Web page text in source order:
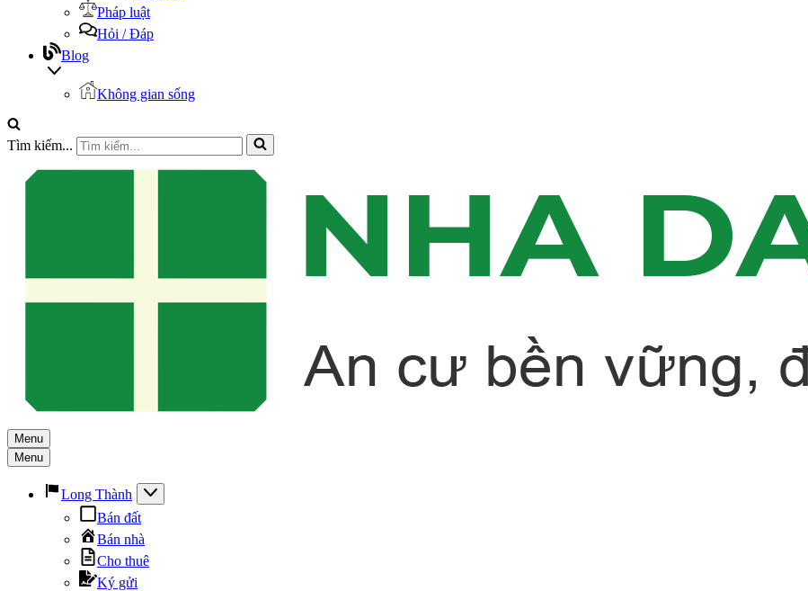
Pháp luật
Hỏi / Đáp
Blog
Không gian sống
Tìm kiếm...
Menu
Menu
Long Thành
Bán đất
Bán nhà
Cho thuê
Ký gửi